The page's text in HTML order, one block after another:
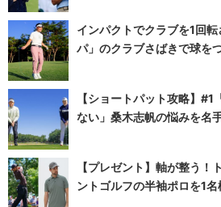
インパクトでクラブを1回
パ」のクラブさばきで球を
【ショートパット攻略】
ない」桑木志帆の悩みを名
【プレゼント】軸が整う！
ントゴルフの半袖ポロを1名